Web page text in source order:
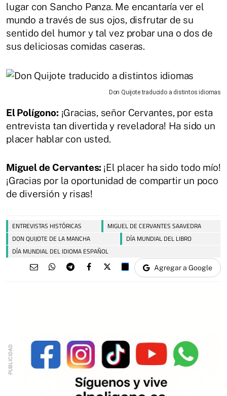
lugar con Sancho Panza. Me encantaría ver el
mundo a través de sus ojos, disfrutar de su
sentido del humor y tal vez probar una o dos de
sus deliciosas comidas caseras.
Don Quijote traducido a distintos idiomas
El Polígono: ¡Gracias, señor Cervantes, por esta
entrevista tan divertida y reveladora! Ha sido un
placer hablar con usted.
Miguel de Cervantes: ¡El placer ha sido todo mío!
¡Gracias por la oportunidad de compartir un poco
de diversión y risas!
ENTREVISTAS HISTÓRICAS
MIGUEL DE CERVANTES SAAVEDRA
DON QUIJOTE DE LA MANCHA
DÍA MUNDIAL DEL LIBRO
DÍA MUNDIAL DEL IDIOMA ESPAÑOL
Agregar a Google